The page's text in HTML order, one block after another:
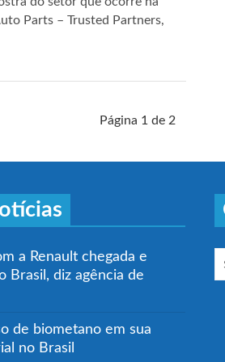
Parts – Trusted Partners,
Página 1 de 2
a Renault chegada e
Brasil, diz agência de
de biometano em sua
no Brasil